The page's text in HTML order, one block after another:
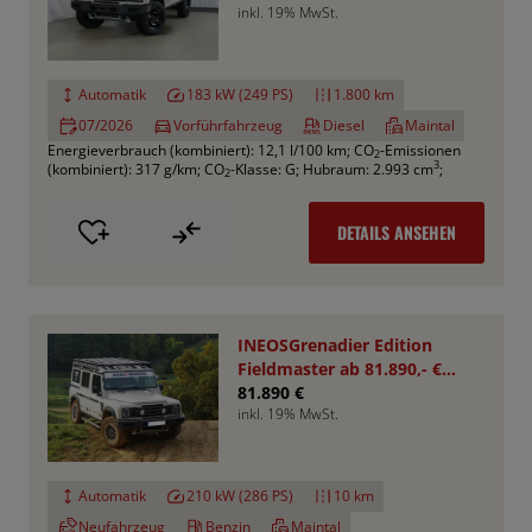
inkl. 19% MwSt.
Automatik 183 kW (249 PS)
1.800 km
07/2026
Vorführfahrzeug Diesel
Maintal
Energieverbrauch (kombiniert): 12,1 l/100 km; CO2-Emissionen
(kombiniert): 317 g/km; CO2-Klasse: G; Hubraum: 2.993 cm3;
DETAILS ANSEHEN
INEOSGrenadier Edition
Fieldmaster ab 81.890,- €
*Bestellfahrzeug*
81.890 €
inkl. 19% MwSt.
Automatik 210 kW (286 PS)
10 km
Neufahrzeug
Benzin Maintal